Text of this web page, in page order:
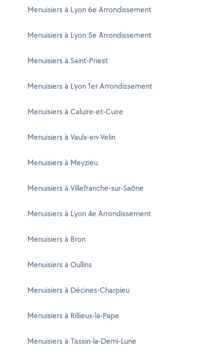
Menuisiers à Lyon 6e Arrondissement
Menuisiers à Lyon 5e Arrondissement
Menuisiers à Saint-Priest
Menuisiers à Lyon 1er Arrondissement
Menuisiers à Caluire-et-Cuire
Menuisiers à Vaulx-en-Velin
Menuisiers à Meyzieu
Menuisiers à Villefranche-sur-Saône
Menuisiers à Lyon 4e Arrondissement
Menuisiers à Bron
Menuisiers à Oullins
Menuisiers à Décines-Charpieu
Menuisiers à Rillieux-la-Pape
Menuisiers à Tassin-la-Demi-Lune